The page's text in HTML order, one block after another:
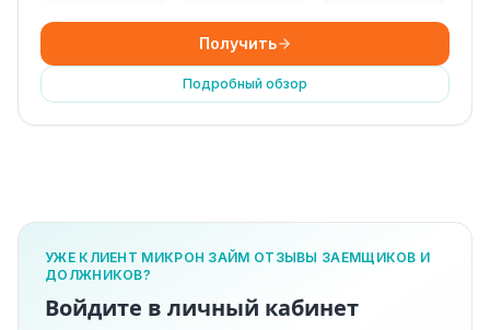
Получить
Подробный обзор
УЖЕ КЛИЕНТ МИКРОН ЗАЙМ ОТЗЫВЫ ЗАЕМЩИКОВ И
ДОЛЖНИКОВ?
Войдите в личный кабинет